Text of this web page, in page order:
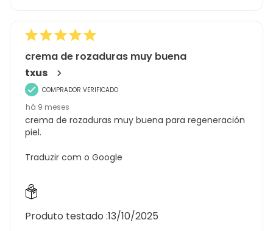
crema de rozaduras muy buena
txus
COMPRADOR VERIFICADO
há 9 meses
crema de rozaduras muy buena para regeneración
piel.
Traduzir com o Google
Produto testado :13/10/2025